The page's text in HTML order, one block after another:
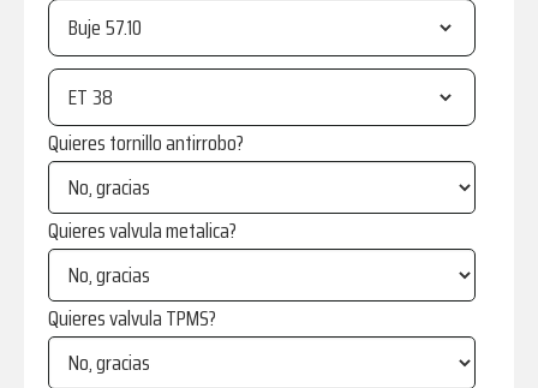
Buje
ET
Quieres tornillo antirrobo?
Quieres valvula metalica?
Quieres valvula TPMS?